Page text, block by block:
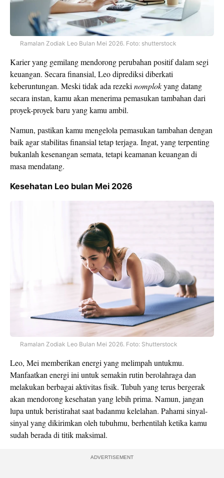
Ramalan Zodiak Leo Bulan Mei 2026. Foto: shutterstock
Karier yang gemilang mendorong perubahan positif dalam segi
keuangan. Secara finansial, Leo diprediksi diberkati
keberuntungan. Meski tidak ada rezeki nomplokyang datang
secara instan, kamu akan menerima pemasukan tambahan dari
proyek-proyek baru yang kamu ambil.
Namun, pastikan kamu mengelola pemasukan tambahan dengan
baik agar stabilitas finansial tetap terjaga. Ingat, yang terpenting
bukanlah kesenangan semata, tetapi keamanan keuangan di
masa mendatang.
Kesehatan Leo bulan Mei 2026
Ramalan Zodiak Leo Bulan Mei 2026. Foto: Shutterstock
Leo, Mei memberikan energi yang melimpah untukmu.
Manfaatkan energi ini untuk semakin rutin berolahraga dan
melakukan berbagai aktivitas fisik. Tubuh yang terus bergerak
akan mendorong kesehatan yang lebih prima. Namun, jangan
lupa untuk beristirahat saat badanmu kelelahan. Pahami sinyal-
sinyal yang dikirimkan oleh tubuhmu, berhentilah ketika kamu
sudah berada di titik maksimal.
ADVERTISEMENT